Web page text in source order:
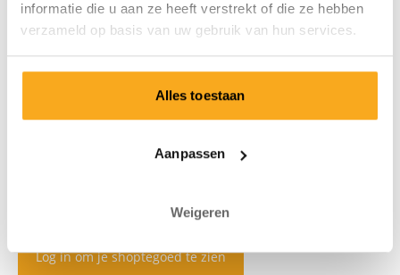
informatie die u aan ze heeft verstrekt of die ze hebben
verzameld op basis van uw gebruik van hun services.
Alles toestaan
Aanpassen
Weigeren
Log in om je shoptegoed te zien